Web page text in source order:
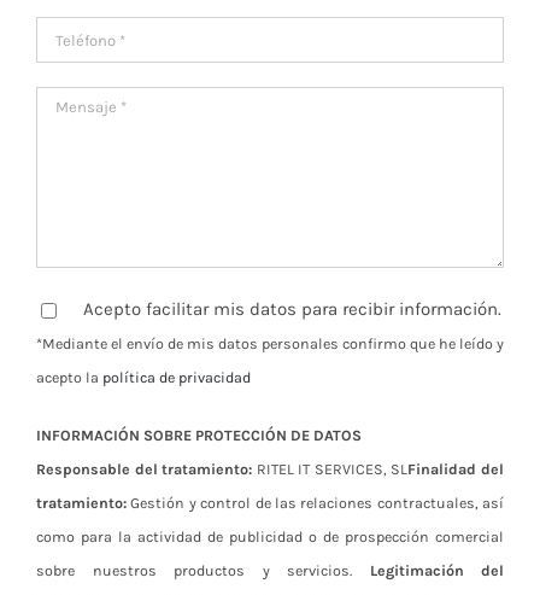
Acepto facilitar mis datos para recibir información.
*Mediante el envío de mis datos personales confirmo que he leído y
acepto la política de privacidad
INFORMACIÓN SOBRE PROTECCIÓN DE DATOS
Responsable del tratamiento: RITEL IT SERVICES, SLFinalidad del
tratamiento: Gestión y control de las relaciones contractuales, así
como para la actividad de publicidad o de prospección comercial
sobre nuestros productos y servicios.
Legitimación del